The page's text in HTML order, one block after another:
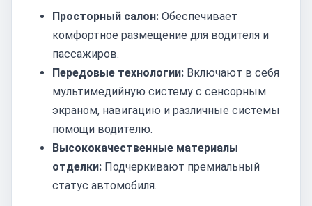
Просторный салон: Обеспечивает
комфортное размещение для водителя и
пассажиров.
Передовые технологии: Включают в себя
мультимедийную систему с сенсорным
экраном, навигацию и различные системы
помощи водителю.
Высококачественные материалы
отделки: Подчеркивают премиальный
статус автомобиля.